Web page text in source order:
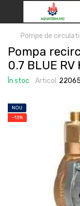
Pompe de
Pompa
0.7 BLUE RV
În stoc Articol:
NOU
−13%